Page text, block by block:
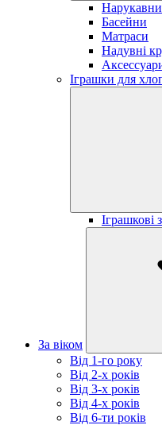
Басейни
Матраси
Надувні
Іграшки для
Іграшкові
За віком
Від 1-го року
Від 2-х років
Від 3-х років
Від 4-х років
Від 6-ти років